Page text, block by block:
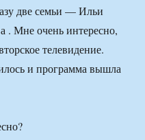
две семьи — Ильи
. Мне очень интересно,
телевидение.
и программа вышла